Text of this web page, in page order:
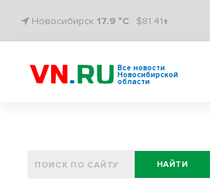
Новосибирск 17.9 °C $81.41↑
Все новости
Новосибирской
области
НАЙТИ